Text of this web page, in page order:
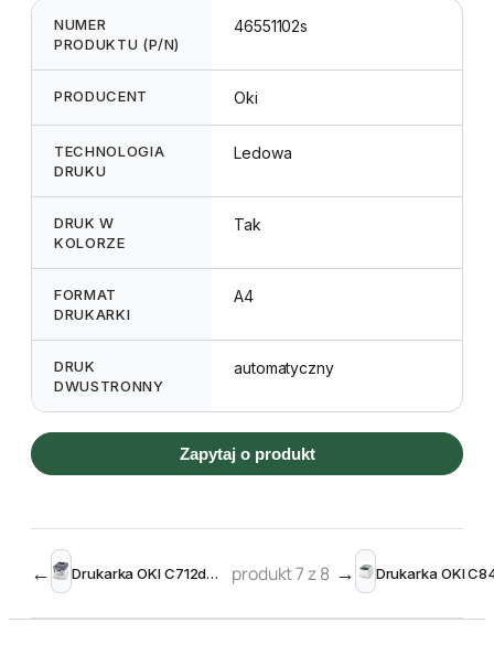
NUMER
PRODUKTU (P/N)
46551102s
PRODUCENT Oki
TECHNOLOGIA
DRUKU
Ledowa
DRUK W
KOLORZE
Tak
FORMAT
DRUKARKI
A4
DRUK
DWUSTRONNY
automatyczny
Zapytaj o produkt
← Drukarka OKI C712dn (z drukiem dwustronnym) produkt 7 z 8 →